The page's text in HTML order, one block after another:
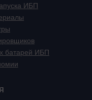
ИБП
батарей ИБП